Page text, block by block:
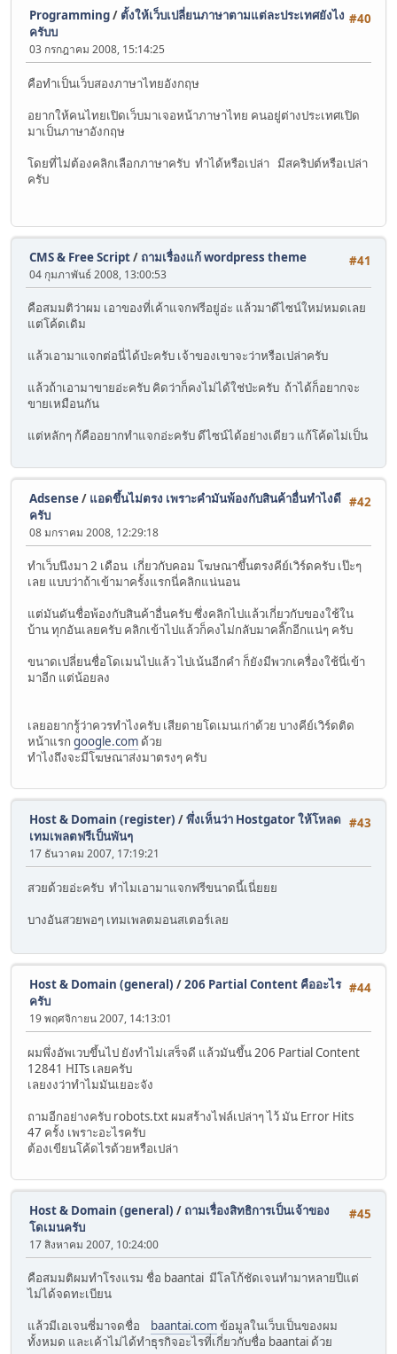
#40
Programming/ ตั้งให้เว็บเปลี่ยนภาษาตามแต่ละประเทศยังไง
ครับบ
03 กรกฎาคม 2008, 15:14:25
คือทำเป็นเว็บสองภาษาไทยอังกฤษ
อยากให้คนไทยเปิดเว็บมาเจอหน้าภาษาไทย คนอยู่ต่างประเทศเปิด
มาเป็นภาษาอังกฤษ
โดยที่ไม่ต้องคลิกเลือกภาษาครับ ทำได้หรือเปล่า มีสคริปต์หรือเปล่า
ครับ
#41
CMS & Free Script/ ถามเรื่องแก้ wordpress theme
04 กุมภาพันธ์ 2008, 13:00:53
คือสมมติว่าผม เอาของที่เค้าแจกฟรีอยู่อ่ะ แล้วมาดีไซน์ใหม่หมดเลย
แต่โค้ดเดิม
แล้วเอามาแจกต่อนี่ได้ป่ะครับ เจ้าของเขาจะว่าหรือเปล่าครับ
แล้วถ้าเอามาขายอ่ะครับ คิดว่าก็คงไม่ได้ใช่ป่ะครับ ถ้าได้ก็อยากจะ
ขายเหมือนกัน
แต่หลักๆ ก้คืออยากทำแจกอ่ะครับ ดีไซน์ได้อย่างเดียว แก้โค้ดไม่เป็น
#42
Adsense/ แอดขึ้นไม่ตรง เพราะคำมันพ้องกับสินค้าอื่นทำไงดี
ครับ
08 มกราคม 2008, 12:29:18
ทำเว็บนึงมา 2 เดือน เกี่ยวกับคอม โฆษณาขึ้นตรงคีย์เวิร์ดครับ เป๊ะๆ
เลย แบบว่าถ้าเข้ามาครั้งแรกนี่คลิกแน่นอน
แต่มันดันชื่อพ้องกับสินค้าอื่นครับ ซึ่งคลิกไปแล้วเกี่ยวกับของใช้ใน
บ้าน ทุกอันเลยครับ คลิกเข้าไปแล้วก็คงไม่กลับมาคลิ๊กอีกแน่ๆ ครับ
ขนาดเปลี่ยนชื่อโดเมนไปแล้ว ไปเน้นอีกคำ ก็ยังมีพวกเครื่องใช้นี่เข้า
มาอีก แต่น้อยลง
เลยอยากรู้ว่าควรทำไงครับ เสียดายโดเมนเก่าด้วย บางคีย์เวิร์ดติด
หน้าแรก google.com ด้วย
ทำไงถึงจะมีโฆษณาส่งมาตรงๆ ครับ
#43
Host & Domain (register) /พึ่งเห็นว่า Hostgator ให้โหลด
เทมเพลตฟรีเป็นพันๆ
17 ธันวาคม 2007, 17:19:21
สวยด้วยอ่ะครับ ทำไมเอามาแจกฟรีขนาดนี้เนี่ยยย
บางอันสวยพอๆ เทมเพลตมอนสเตอร์เลย
#44
Host & Domain (general) /206 Partial Content คืออะไร
ครับ
19 พฤศจิกายน 2007, 14:13:01
ผมพึ่งอัพเวบขึ้นไป ยังทำไม่เสร็จดี แล้วมันขึ้น 206 Partial Content
12841 HITs เลยครับ
เลยงงว่าทำไมมันเยอะจัง
ถามอีกอย่างครับ robots.txt ผมสร้างไฟล์เปล่าๆ ไว้ มัน Error Hits
47 ครั้ง เพราะอะไรครับ
ต้องเขียนโค้ดไรด้วยหรือเปล่า
#45
Host & Domain (general) / ถามเรื่องสิทธิการเป็นเจ้าของ
โดเมนครับ
17 สิงหาคม 2007, 10:24:00
คือสมมติผมทำโรงแรม ชื่อ baantai มีโลโก้ชัดเจนทำมาหลายปีแต่
ไม่ได้จดทะเบียน
แล้วมีเอเจนซี่มาจดชื่อ baantai.comข้อมูลในเว็บเป็นของผม
ทั้งหมด และเค้าไม่ได้ทำธุรกิจอะไรที่เกี่ยวกับชื่อ baantai ด้วย